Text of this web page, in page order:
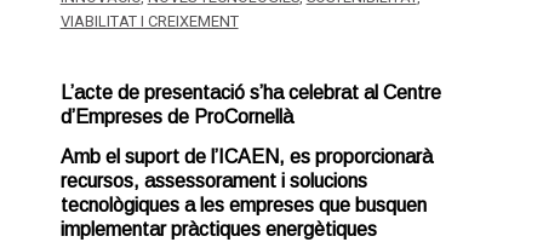
VIABILITAT I CREIXEMENT
L’acte de presentació s’ha celebrat al Centre
d’Empreses de ProCornellà
Amb el suport de l’ICAEN, es proporcionarà
recursos, assessorament i solucions
tecnològiques a les empreses que busquen
implementar pràctiques energètiques